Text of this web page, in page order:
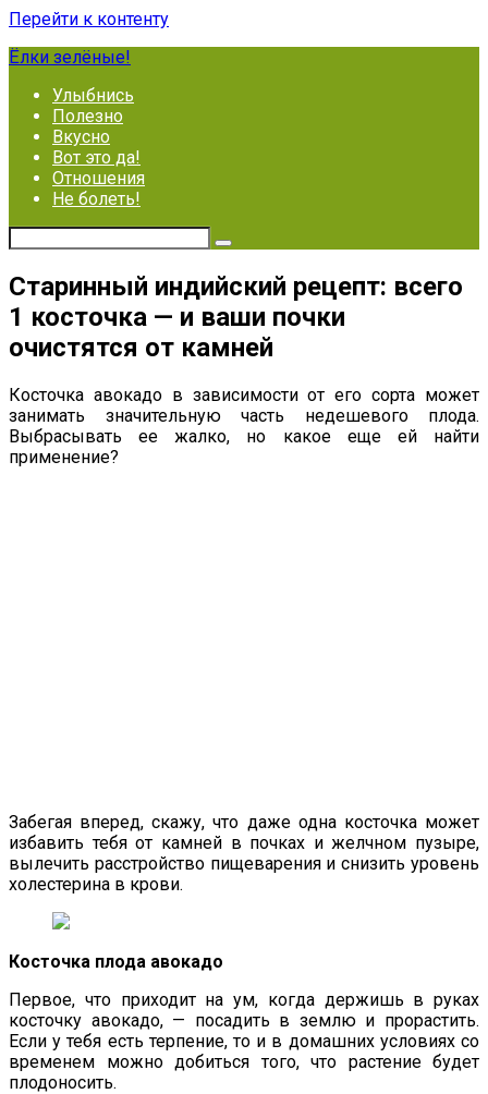
Перейти к контенту
Ёлки зелёные!
Улыбнись
Полезно
Вкусно
Вот это да!
Отношения
Не болеть!
Старинный индийский рецепт: всего
1 косточка — и ваши почки
очистятся от камней
Косточка авокадо в зависимости от его сорта может
занимать значительную часть недешевого плода.
Выбрасывать ее жалко, но какое еще ей найти
применение?
Забегая вперед, скажу, что даже одна косточка может
избавить тебя от камней в почках и желчном пузыре,
вылечить расстройство пищеварения и снизить уровень
холестерина в крови.
Косточка плода авокадо
Первое, что приходит на ум, когда держишь в руках
косточку авокадо, — посадить в землю и прорастить.
Если у тебя есть терпение, то и в домашних условиях со
временем можно добиться того, что растение будет
плодоносить.